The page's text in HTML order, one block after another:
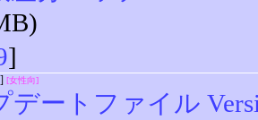
]
] [女性向]
デートファイル